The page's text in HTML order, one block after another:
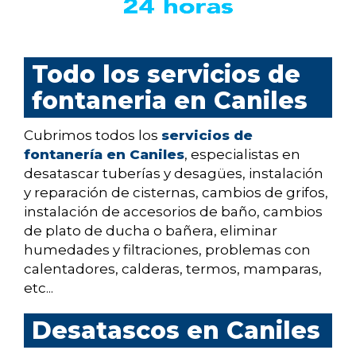
Todo los servicios de
fontaneria en Caniles
Cubrimos todos los servicios de
fontanería en Caniles, especialistas en
desatascar tuberías y desagües, instalación
y reparación de cisternas, cambios de grifos,
instalación de accesorios de baño, cambios
de plato de ducha o bañera, eliminar
humedades y filtraciones, problemas con
calentadores, calderas, termos, mamparas,
etc...
Desatascos en Caniles